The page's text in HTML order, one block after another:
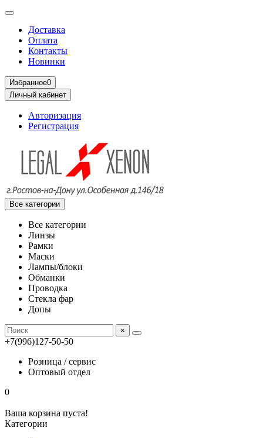
Доставка
Оплата
Контакты
Новинки
Избранное0
Личный кабинет
Авторизация
Регистрация
Все категории
Все категории
Линзы
Рамки
Маски
Лампы/блоки
Обманки
Проводка
Стекла фар
Допы
×
+7(996)127-50-50
Розница / сервис
Оптовый отдел
0
Ваша корзина пуста!
Категории